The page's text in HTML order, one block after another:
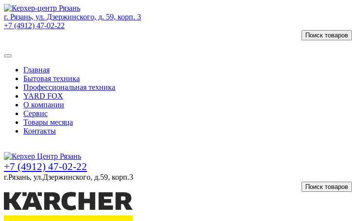
г. Рязань, ул. Дзержинского, д. 59, корп. 3
+7 (4912) 47-02-22
Поиск товаров
Главная
Бытовая техника
Профессиональная техника
YARD FOX
О компании
Сервис
Товары месяца
Контакты
+7 (4912) 47-02-22
г.Рязань, ул.Дзержинского, д.59, корп.3
Поиск товаров